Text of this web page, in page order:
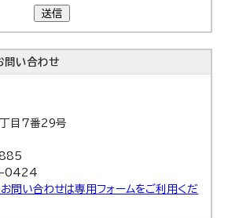
送信
問い合わせ
目7番29号
0424
問い合わせは専用フォームをご利用くだ